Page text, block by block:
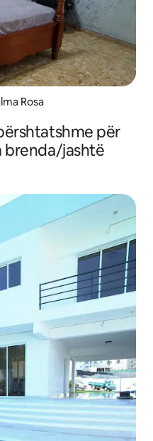
Rosa
për
brenda/jashtë